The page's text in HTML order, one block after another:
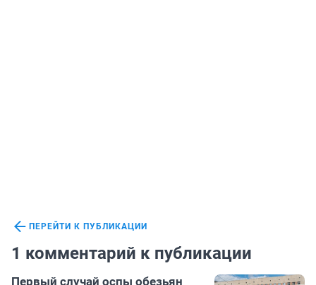
ПЕРЕЙТИ К ПУБЛИКАЦИИ
1 комментарий к публикации
Первый случай оспы обезьян